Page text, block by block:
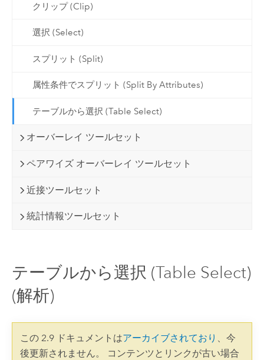
クリップ (Clip)
選択 (Select)
スプリット (Split)
属性条件でスプリット (Split By Attributes)
テーブルから選択 (Table Select)
オーバーレイ ツールセット
ペアワイズ オーバーレイ ツールセット
近接ツールセット
統計情報ツールセット
テーブルから選択 (Table Select)
(解析)
この 2.9 ドキュメントはアーカイブされており 、今
後更新されません。 コンテンツとリンクが古い場合